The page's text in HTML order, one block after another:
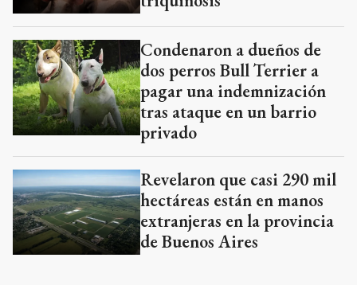
Condenaron a dueños de
dos perros Bull Terrier a
pagar una indemnización
tras ataque en un barrio
privado
Revelaron que casi 290 mil
hectáreas están en manos
extranjeras en la provincia
de Buenos Aires